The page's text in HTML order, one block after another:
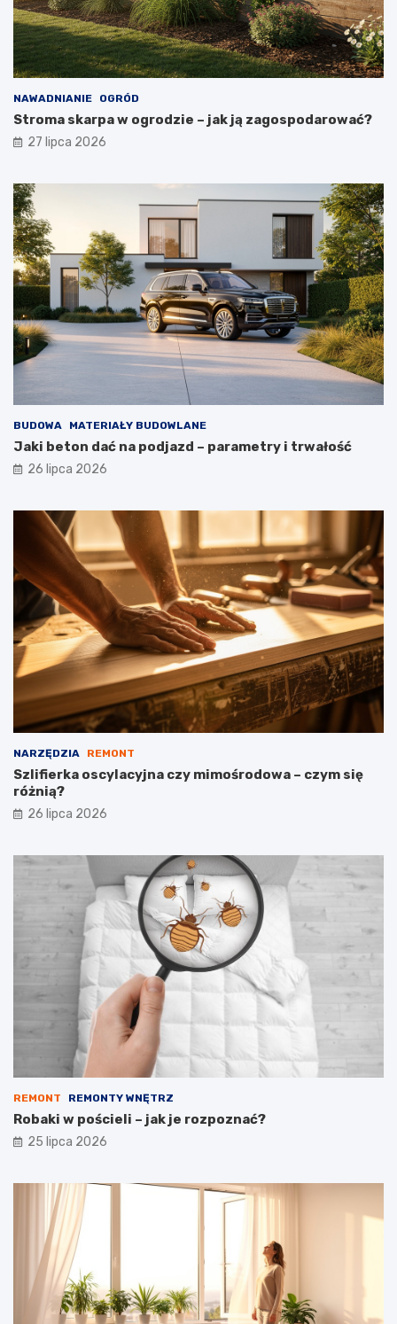
NAWADNIANIE OGRÓD
Stroma skarpa w ogrodzie – jak ją zagospodarować?
27 lipca 2026
BUDOWA MATERIAŁY BUDOWLANE
Jaki beton dać na podjazd – parametry i trwałość
26 lipca 2026
NARZĘDZIA REMONT
Szlifierka oscylacyjna czy mimośrodowa – czym się
różnią?
26 lipca 2026
REMONT REMONTY WNĘTRZ
Robaki w pościeli – jak je rozpoznać?
25 lipca 2026